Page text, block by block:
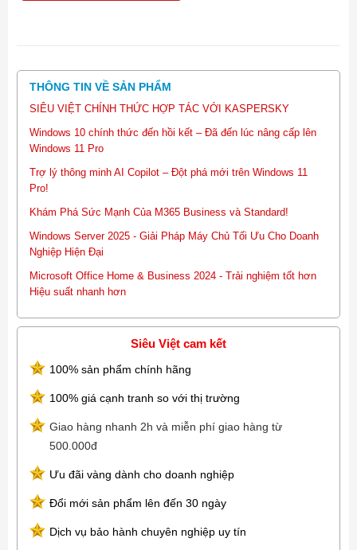
THÔNG TIN VỀ SẢN PHẨM
SIÊU VIỆT CHÍNH THỨC HỢP TÁC VỚI KASPERSKY
Windows 10 chính thức đến hồi kết – Đã đến lúc nâng cấp lên
Windows 11 Pro
Trợ lý thông minh AI Copilot – Đột phá mới trên Windows 11
Pro!
Khám Phá Sức Mạnh Của M365 Business và Standard!
Windows Server 2025 - Giải Pháp Máy Chủ Tối Ưu Cho Doanh
Nghiệp Hiện Đại
Microsoft Office Home & Business 2024 - Trải nghiệm tốt hơn
Hiệu suất nhanh hơn
Siêu Việt cam kết
100% sản phẩm chính hãng
100% giá cạnh tranh so với thị trường
Giao hàng nhanh 2h và miễn phí giao hàng từ
500.000đ
Ưu đãi vàng dành cho doanh nghiệp
Đổi mới sản phẩm lên đến 30 ngày
Dịch vụ bảo hành chuyên nghiệp uy tín